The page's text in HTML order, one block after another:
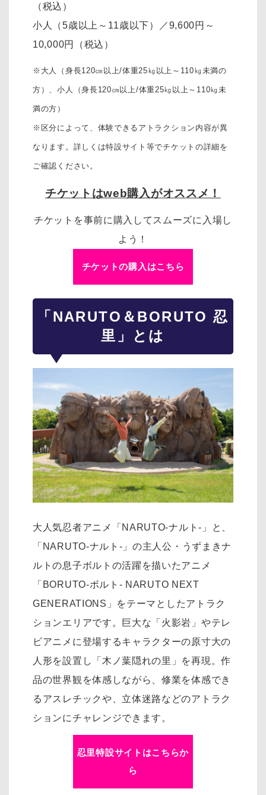
（税込）
小人（5歳以上～11歳以下）
／9,600円～
10,000円
（税込）
※大人（身長120㎝以上/体重25㎏以上～110㎏未満の
方）、小人（身長120㎝以上/体重25㎏以上～110㎏未
満の方）
※区分によって、体験できるアトラクション内容が異
なります。詳しくは特設サイト等でチケットの詳細を
ご確認ください。
チケットはweb購入がオススメ！
チケットを事前に購入してスムーズに入場し
よう！
チケットの購入はこちら
「NARUTO＆BORUTO 忍
里」とは
大人気忍者アニメ「NARUTO-ナルト-」と、
「NARUTO-ナルト-」の主人公・うずまきナ
ルトの息子ボルトの活躍を描いたアニメ
「BORUTO-ボルト- NARUTO NEXT
GENERATIONS」をテーマとしたアトラク
ションエリアです。巨大な「火影岩」やテレ
ビアニメに登場するキャラクターの原寸大の
人形を設置し「木ノ葉隠れの里」を再現。作
品の世界観を体感しながら、修業を体感でき
るアスレチックや、立体迷路などのアトラク
ションにチャレンジできます。
忍里特設サイトはこちらか
ら